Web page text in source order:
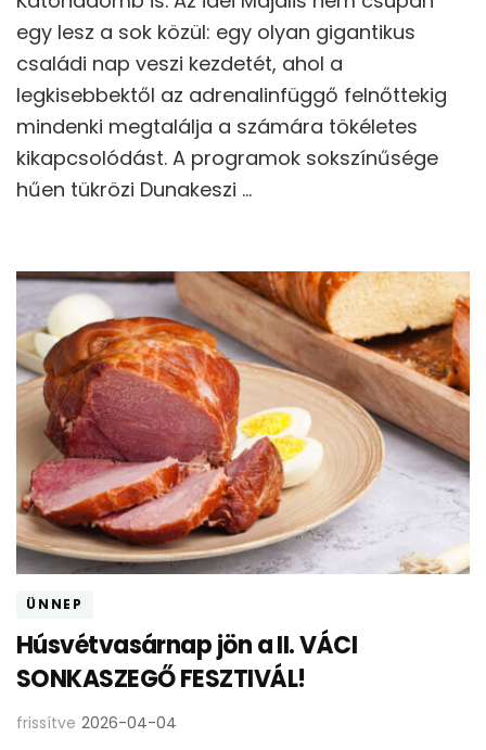
egy lesz a sok közül: egy olyan gigantikus
családi nap veszi kezdetét, ahol a
legkisebbektől az adrenalinfüggő felnőttekig
mindenki megtalálja a számára tökéletes
kikapcsolódást. A programok sokszínűsége
hűen tükrözi Dunakeszi …
ÜNNEP
Húsvétvasárnap jön a II. VÁCI
SONKASZEGŐ FESZTIVÁL!
frissítve 2026-04-04